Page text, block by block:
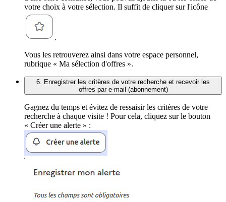
votre choix à votre sélection. Il suffit de cliquer sur l'icône
.
Vous les retrouverez ainsi dans votre espace personnel,
rubrique « Ma sélection d'offres ».
6. Enregistrer les critères de votre recherche et recevoir les
offres par e-mail (abonnement)
Gagnez du temps et évitez de ressaisir les critères de votre
recherche à chaque visite ! Pour cela, cliquez sur le bouton
« Créer une alerte » :